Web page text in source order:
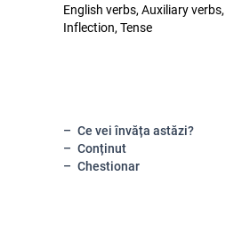
English verbs, Auxiliary
Inflection, Tense
Ce vei învăța astăzi?
Conținut
Chestionar